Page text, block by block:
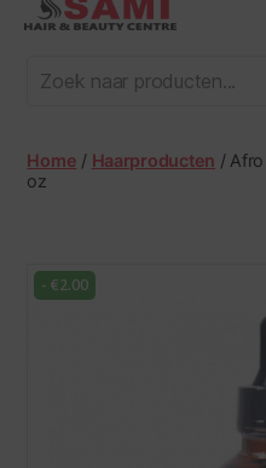
Afro
Hair
Beauty
Centre
Home / Haarproducten /
oz
-€2.00